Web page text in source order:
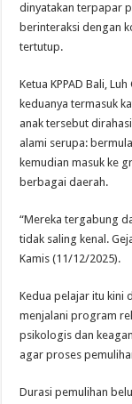
dinyatakan terpapar
berinteraksi dengan
tertutup.
Ketua KPPAD Bali,
keduanya termasuk
anak tersebut
alami serupa:
kemudian masuk ke
berbagai daerah.
“Mereka tergabung
tidak saling kenal.
Kamis (11/12/2025).
Kedua pelajar itu kini
menjalani program
psikologis dan
agar proses
Durasi pemulihan